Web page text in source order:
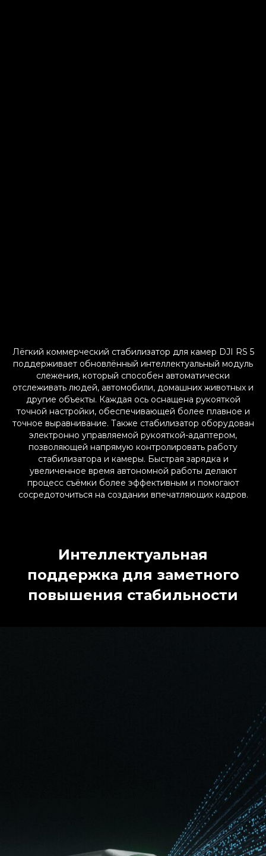
Лёгкий коммерческий стабилизатор для камер DJI RS 5
поддерживает обновлённый интеллектуальный модуль
слежения, который способен автоматически
отслеживать людей, автомобили, домашних животных и
другие объекты. Каждая ось оснащена рукояткой
точной настройки, обеспечивающей более плавное и
точное выравнивание. Также стабилизатор оборудован
электронно управляемой рукояткой-адаптером,
позволяющей напрямую контролировать работу
стабилизатора и камеры. Быстрая зарядка и
увеличенное время автономной работы делают
процесс съёмки более эффективным и помогают
сосредоточиться на создании впечатляющих кадров.
Интеллектуальная
поддержка для заметного
повышения стабильности